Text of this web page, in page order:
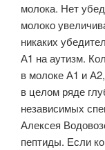
молока. Нет
молоко
никаких
А1 на аутизм.
в молоке А1 и
в целом ряде
независимых
Алексея
пептиды. Если